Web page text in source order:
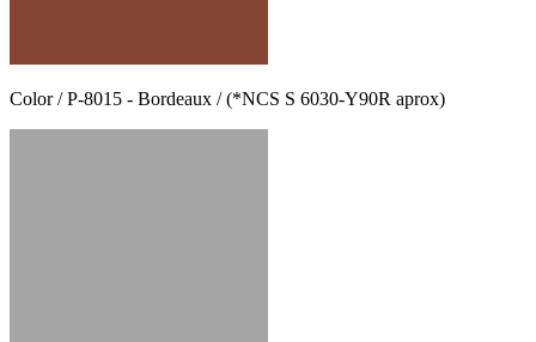
Color / P-8015 - Bordeaux / (*NCS S 6030-Y90R aprox)